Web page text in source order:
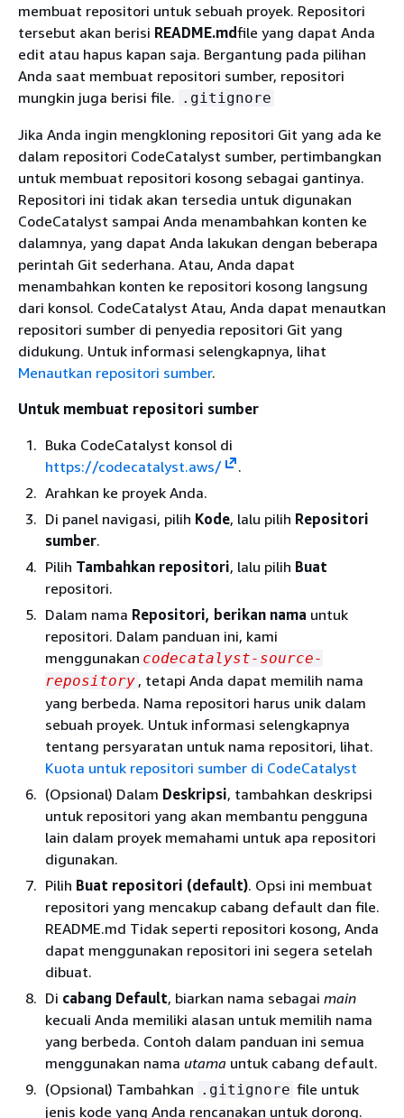
membuat repositori untuk sebuah proyek. Repositori
tersebut akan berisi README.mdfile yang dapat Anda
edit atau hapus kapan saja. Bergantung pada pilihan
Anda saat membuat repositori sumber, repositori
mungkin juga berisi file. .gitignore
Jika Anda ingin mengkloning repositori Git yang ada ke
dalam repositori CodeCatalyst sumber, pertimbangkan
untuk membuat repositori kosong sebagai gantinya.
Repositori ini tidak akan tersedia untuk digunakan
CodeCatalyst sampai Anda menambahkan konten ke
dalamnya, yang dapat Anda lakukan dengan beberapa
perintah Git sederhana. Atau, Anda dapat
menambahkan konten ke repositori kosong langsung
dari konsol. CodeCatalyst Atau, Anda dapat menautkan
repositori sumber di penyedia repositori Git yang
didukung. Untuk informasi selengkapnya, lihat
Menautkan repositori sumber.
Untuk membuat repositori sumber
Buka CodeCatalyst konsol di
https://codecatalyst.aws/
.
Arahkan ke proyek Anda.
Di panel navigasi, pilih Kode, lalu pilih Repositori
sumber.
Pilih Tambahkan repositori, lalu pilih Buat
repositori.
Dalam nama Repositori, berikan nama untuk
repositori. Dalam panduan ini, kami
menggunakan codecatalyst-source-
repository , tetapi Anda dapat memilih nama
yang berbeda. Nama repositori harus unik dalam
sebuah proyek. Untuk informasi selengkapnya
tentang persyaratan untuk nama repositori, lihat.
Kuota untuk repositori sumber di CodeCatalyst
(Opsional) Dalam Deskripsi, tambahkan deskripsi
untuk repositori yang akan membantu pengguna
lain dalam proyek memahami untuk apa repositori
digunakan.
Pilih Buat repositori (default). Opsi ini membuat
repositori yang mencakup cabang default dan file.
README.md Tidak seperti repositori kosong, Anda
dapat menggunakan repositori ini segera setelah
dibuat.
Di cabang Default, biarkan nama sebagai main
kecuali Anda memiliki alasan untuk memilih nama
yang berbeda. Contoh dalam panduan ini semua
menggunakan nama utama untuk cabang default.
(Opsional) Tambahkan .gitignore file untuk
jenis kode yang Anda rencanakan untuk dorong.